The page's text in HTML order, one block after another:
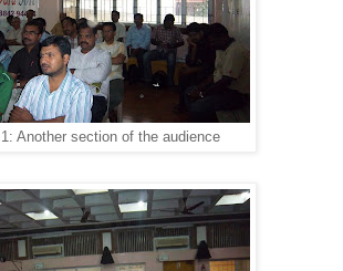
1: Another section of the audience